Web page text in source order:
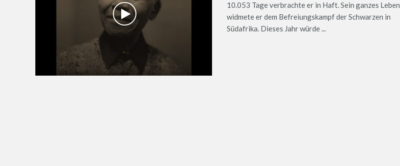
10.053 Tage verbrachte er in Haft. Sein ganzes Leben
widmete er dem Befreiungskampf der Schwarzen in
Südafrika. Dieses Jahr würde ...